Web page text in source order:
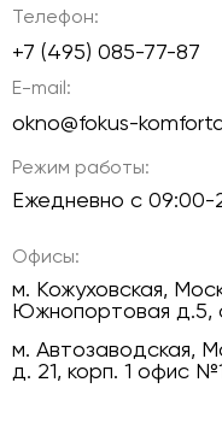
Телефон:
+7 (495) 085-77-87
E-mail:
okno@fokus-
Режим работы:
Ежедневно с 09:00-
Офисы:
м. Кожуховская,
Южнопортовая д.5,
м. Автозаводская,
д. 21, корп. 1 офис